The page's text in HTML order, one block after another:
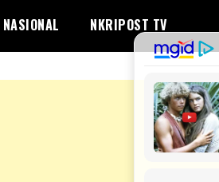
NASIONAL NKRIPOST TV